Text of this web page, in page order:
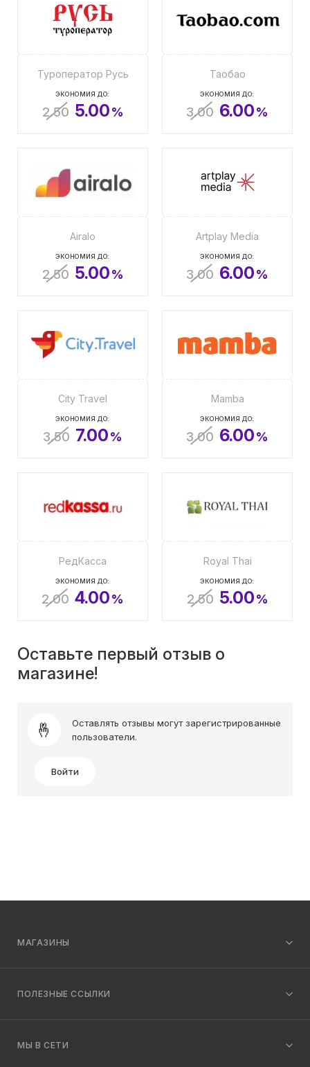
Туроператор Русь
ЭКОНОМИЯ ДО:
2.50 5.00%
Таобао
ЭКОНОМИЯ ДО:
3.00 6.00%
Airalo
ЭКОНОМИЯ ДО:
2.50 5.00%
Artplay Media
ЭКОНОМИЯ ДО:
3.00 6.00%
City Travel
ЭКОНОМИЯ ДО:
3.50 7.00%
Mamba
ЭКОНОМИЯ ДО:
3.00 6.00%
РедКасса
ЭКОНОМИЯ ДО:
2.00 4.00%
Royal Thai
ЭКОНОМИЯ ДО:
2.50 5.00%
Оставьте первый отзыв о
магазине!
Оставлять отзывы могут зарегистрированные
пользователи.
Войти
МАГАЗИНЫ
ПОЛЕЗНЫЕ ССЫЛКИ
МЫ В СЕТИ